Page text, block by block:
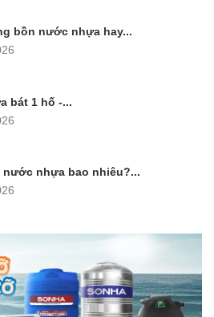
bồn nước nhựa hay...
bát 1 hố -...
nước nhựa bao nhiêu?...